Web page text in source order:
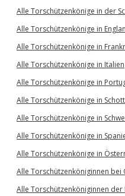
Alle Torschützenkönige in der
Alle Torschützenkönige in
Alle Torschützenkönige in
Alle Torschützenkönige in Italien
Alle Torschützenkönige in
Alle Torschützenkönige in
Alle Torschützenkönige in
Alle Torschützenkönige in
Alle Torschützenkönige in
Alle Torschützenköniginnen bei
Alle Torschützenköniginnen